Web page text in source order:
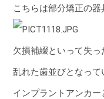
こちらは部分矯正の器
欠損補綴といって失っ
乱れた歯並びとなって
インプラントアンカ